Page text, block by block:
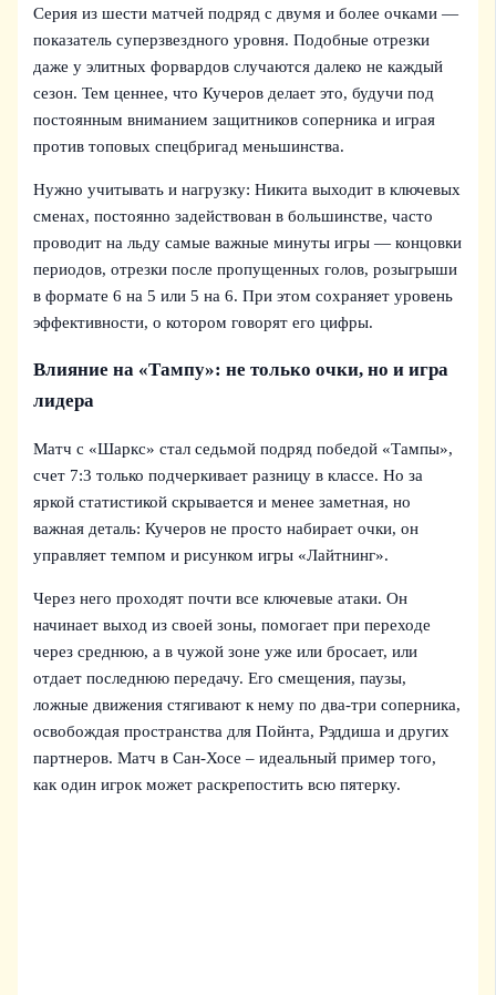
Серия из шести матчей подряд с двумя и более очками —
показатель суперзвездного уровня. Подобные отрезки
даже у элитных форвардов случаются далеко не каждый
сезон. Тем ценнее, что Кучеров делает это, будучи под
постоянным вниманием защитников соперника и играя
против топовых спецбригад меньшинства.
Нужно учитывать и нагрузку: Никита выходит в ключевых
сменах, постоянно задействован в большинстве, часто
проводит на льду самые важные минуты игры — концовки
периодов, отрезки после пропущенных голов, розыгрыши
в формате 6 на 5 или 5 на 6. При этом сохраняет уровень
эффективности, о котором говорят его цифры.
Влияние на «Тампу»: не только очки, но и игра
лидера
Матч с «Шаркс» стал седьмой подряд победой «Тампы»,
счет 7:3 только подчеркивает разницу в классе. Но за
яркой статистикой скрывается и менее заметная, но
важная деталь: Кучеров не просто набирает очки, он
управляет темпом и рисунком игры «Лайтнинг».
Через него проходят почти все ключевые атаки. Он
начинает выход из своей зоны, помогает при переходе
через среднюю, а в чужой зоне уже или бросает, или
отдает последнюю передачу. Его смещения, паузы,
ложные движения стягивают к нему по два-три соперника,
освобождая пространства для Пойнта, Рэддиша и других
партнеров. Матч в Сан-Хосе – идеальный пример того,
как один игрок может раскрепостить всю пятерку.